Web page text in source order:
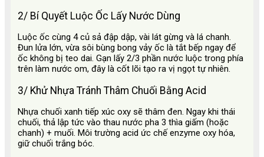
2/ Bí Quyết Luộc Ốc Lấy Nước Dùng
Luộc ốc cùng 4 củ sả đập dập, vài lát gừng và lá chanh.
Đun lửa lớn, vừa sôi bùng bong vảy ốc là tắt bếp ngay để
ốc không bị teo dai. Gạn lấy 2/3 phần nước luộc trong phía
trên làm nước om, đây là cốt lõi tạo ra vị ngọt tự nhiên.
3/ Khử Nhựa Tránh Thâm Chuối Bằng Acid
Nhựa chuối xanh tiếp xúc oxy sẽ thâm đen. Ngay khi thái
chuối, thả lập tức vào thau nước pha 3 thìa giấm (hoặc
chanh) + muối. Môi trường acid ức chế enzyme oxy hóa,
giữ chuối trắng bóc.